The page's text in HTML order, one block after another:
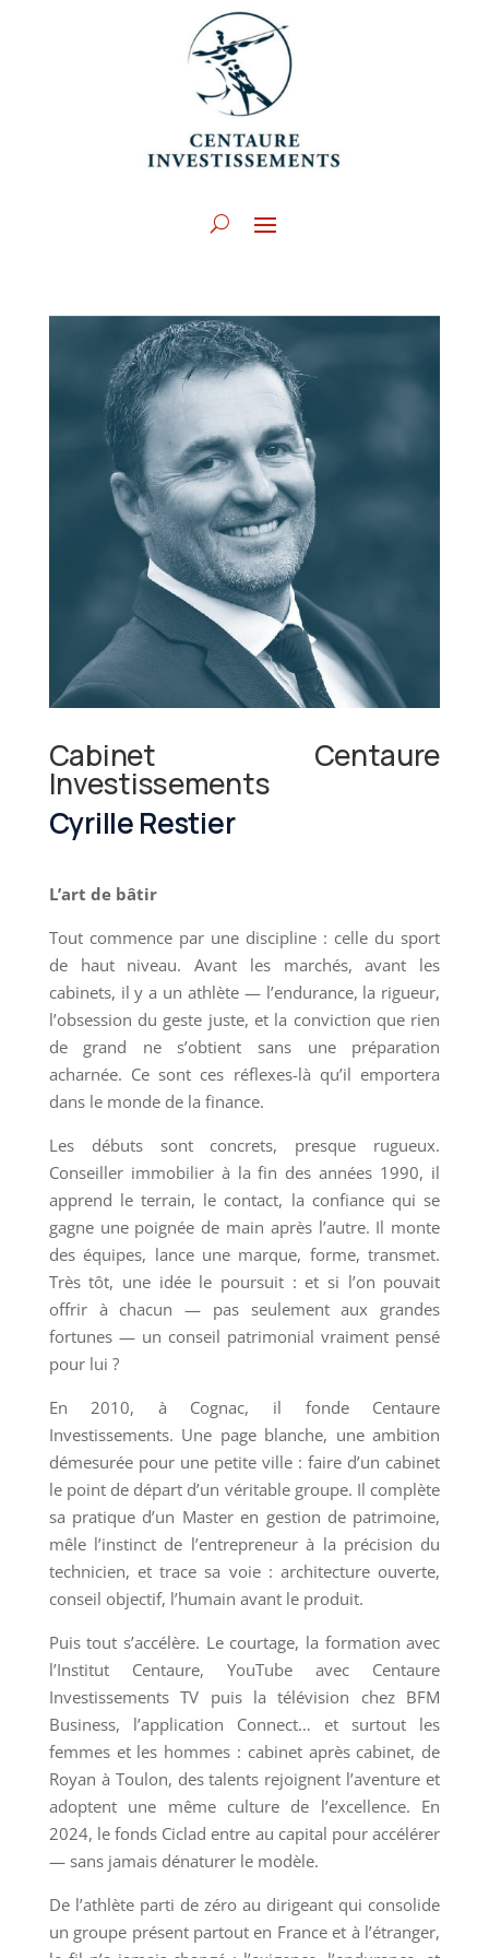
Cabinet Centaure
Investissements
Cyrille Restier
L’art de bâtir
Tout commence par une discipline : celle du sport
de haut niveau. Avant les marchés, avant les
cabinets, il y a un athlète — l’endurance, la rigueur,
l’obsession du geste juste, et la conviction que rien
de grand ne s’obtient sans une préparation
acharnée. Ce sont ces réflexes-là qu’il emportera
dans le monde de la finance.
Les débuts sont concrets, presque rugueux.
Conseiller immobilier à la fin des années 1990, il
apprend le terrain, le contact, la confiance qui se
gagne une poignée de main après l’autre. Il monte
des équipes, lance une marque, forme, transmet.
Très tôt, une idée le poursuit : et si l’on pouvait
offrir à chacun — pas seulement aux grandes
fortunes — un conseil patrimonial vraiment pensé
pour lui ?
En 2010, à Cognac, il fonde Centaure
Investissements. Une page blanche, une ambition
démesurée pour une petite ville : faire d’un cabinet
le point de départ d’un véritable groupe. Il complète
sa pratique d’un Master en gestion de patrimoine,
mêle l’instinct de l’entrepreneur à la précision du
technicien, et trace sa voie : architecture ouverte,
conseil objectif, l’humain avant le produit.
Puis tout s’accélère. Le courtage, la formation avec
l’Institut Centaure, YouTube avec Centaure
Investissements TV puis la télévision chez BFM
Business, l’application Connect… et surtout les
femmes et les hommes : cabinet après cabinet, de
Royan à Toulon, des talents rejoignent l’aventure et
adoptent une même culture de l’excellence. En
2024, le fonds Ciclad entre au capital pour accélérer
— sans jamais dénaturer le modèle.
De l’athlète parti de zéro au dirigeant qui consolide
un groupe présent partout en France et à l’étranger,